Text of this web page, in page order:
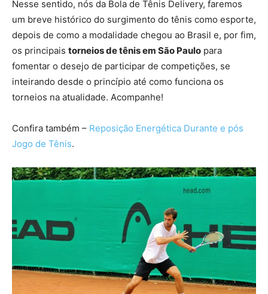
Nesse sentido, nós da Bola de Tênis Delivery, faremos
um breve histórico do surgimento do tênis como esporte,
depois de como a modalidade chegou ao Brasil e, por fim,
os principais torneios de tênis em São Paulo para
fomentar o desejo de participar de competições, se
inteirando desde o princípio até como funciona os
torneios na atualidade. Acompanhe!
Confira também – Reposição Energética Durante e pós
Jogo de Tênis.